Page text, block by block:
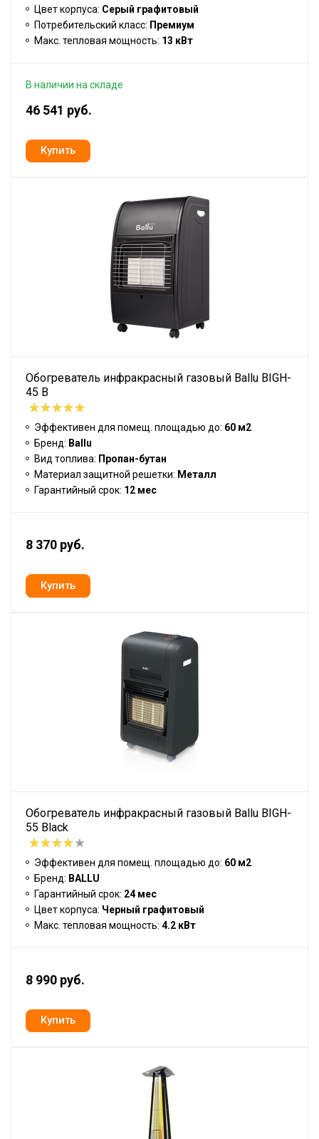
Цвет корпуса: Серый графитовый
Потребительский класс: Премиум
Макс. тепловая мощность: 13 кВт
В наличии на складе
46 541 руб.
Обогреватель инфракрасный газовый Ballu BIGH-
45 B
Эффективен для помещ. площадью до: 60 м2
Бренд: Ballu
Вид топлива: Пропан-бутан
Материал защитной решетки: Металл
Гарантийный срок: 12 мес
8 370 руб.
Обогреватель инфракрасный газовый Ballu BIGH-
55 Black
Эффективен для помещ. площадью до: 60 м2
Бренд: BALLU
Гарантийный срок: 24 мес
Цвет корпуса: Черный графитовый
Макс. тепловая мощность: 4.2 кВт
8 990 руб.